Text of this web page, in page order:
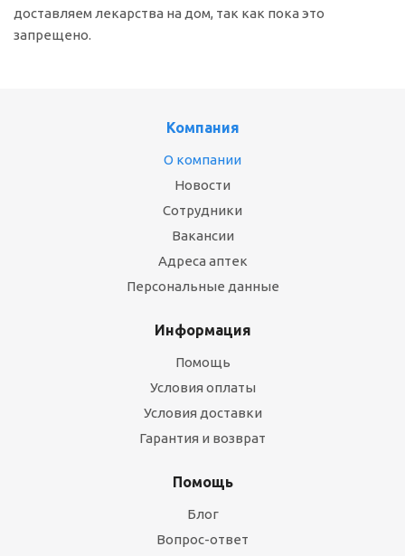
доставляем лекарства на дом, так как пока это
запрещено.
Компания
О компании
Новости
Сотрудники
Вакансии
Адреса аптек
Персональные данные
Информация
Помощь
Условия оплаты
Условия доставки
Гарантия и возврат
Помощь
Блог
Вопрос-ответ